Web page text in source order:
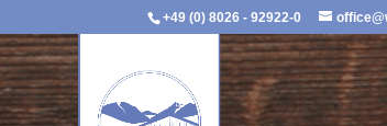
+49 (0) 8026 - 92922-0